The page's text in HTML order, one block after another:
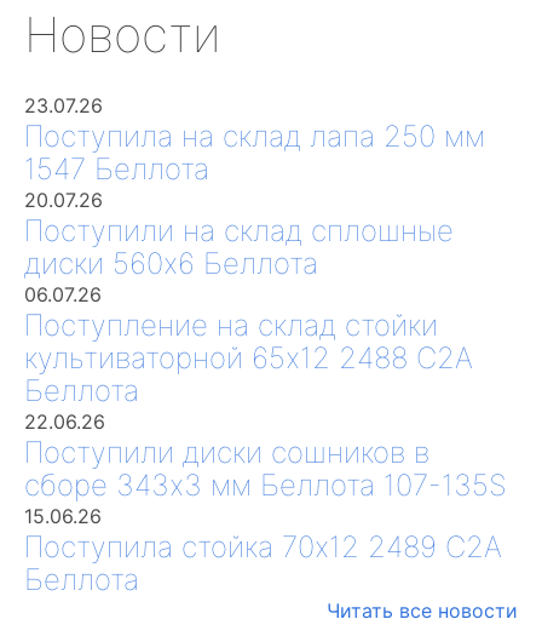
Новости
23.07.26
Поступила на склад лапа 250 мм
1547 Беллота
20.07.26
Поступили на склад сплошные
диски 560х6 Беллота
06.07.26
Поступление на склад стойки
культиваторной 65х12 2488 С2А
Беллота
22.06.26
Поступили диски сошников в
сборе 343х3 мм Беллота 107-135S
15.06.26
Поступила стойка 70х12 2489 С2А
Беллота
Читать все новости